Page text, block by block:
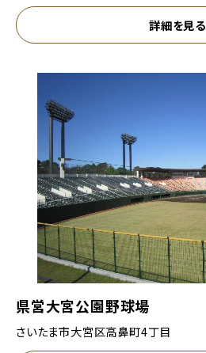
詳細を見る
県営大宮公園野球場
さいたま市大宮区高鼻町4丁目